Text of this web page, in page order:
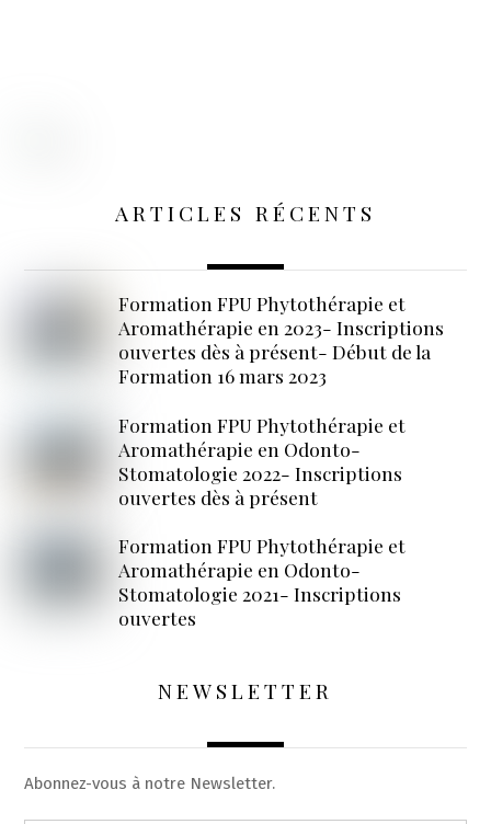
ARTICLES RÉCENTS
Formation FPU Phytothérapie et
Aromathérapie en 2023- Inscriptions
ouvertes dès à présent- Début de la
Formation 16 mars 2023
Formation FPU Phytothérapie et
Aromathérapie en Odonto-
Stomatologie 2022- Inscriptions
ouvertes dès à présent
Formation FPU Phytothérapie et
Aromathérapie en Odonto-
Stomatologie 2021- Inscriptions
ouvertes
NEWSLETTER
Abonnez-vous à notre Newsletter.